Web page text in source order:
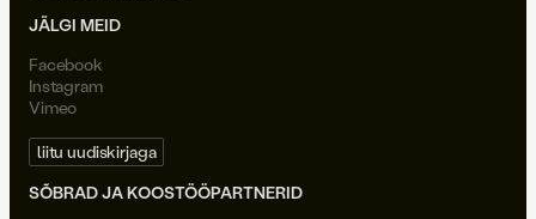
JÄLGI MEID
Facebook
Instagram
Vimeo
liitu uudiskirjaga
SÕBRAD JA KOOSTÖÖPARTNERID